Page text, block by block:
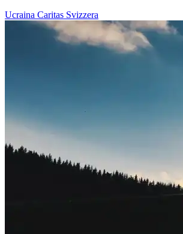
Ucraina Caritas Svizzera